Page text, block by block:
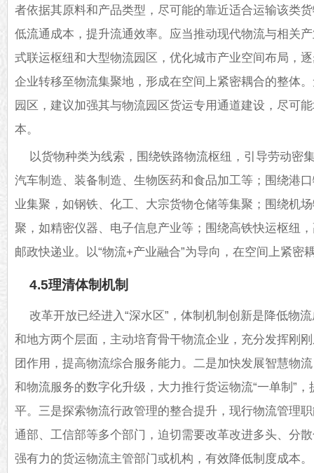
者依据其原料和产品类型，尽可能的靠近适合运输该类
低流通成本，提升流通效率。应当推动现代物流与相关
式联运枢纽和大型物流园区，优化城市产业空间布局，
企业转移至物流集聚地，形成在空间上紧密耦合的整体
园区，建议加强其与物流园区货运专用通道建设，尽可
本。
以货物种类为线索，围绕铁路物流枢纽，引导劳动密
汽车制造、装备制造、生物医药和食品加工等；围绕港
业集聚，如钢铁、化工、大宗货物仓储等集聚；围绕机
聚，如精密仪器、电子信息产业等；围绕高铁快运枢纽
邮政快递业。以“物流+产业融合”为导向，在空间上紧密
4.5理清体制机制
改革开放已经进入“深水区”，体制机制创新是降低物
和地方两个层面，主动培育骨干物流企业，充分发挥刚
团作用，提高物流综合服务能力。二是加快发展智慧物
和物流服务的数字化升级，大力推行货运物流“一单制”
平。三是探索物流行政管理的整合提升，现行物流管理
通部、工信部等多个部门，迫切需要改革改进多头、分
强有力的货运物流主管部门或机构，有效降低制度成本。